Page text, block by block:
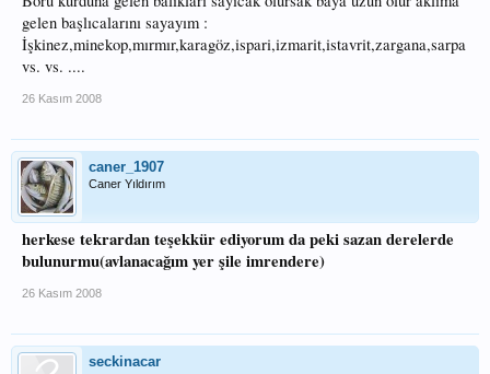
gelen başlıcalarını sayayım :
İşkinez,minekop,mırmır,karagöz,ispari,izmarit,istavrit,zargana,sarpa
vs. vs. ....
26 Kasım 2008
caner_1907
Caner Yıldırım
herkese tekrardan teşekkür ediyorum da peki sazan derelerde
bulunurmu(avlanacağım yer şile imrendere)
26 Kasım 2008
seckinacar